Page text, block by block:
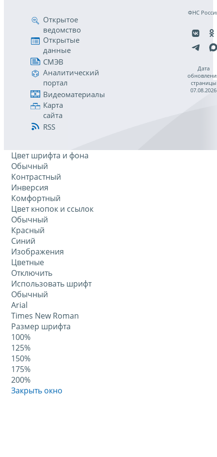
Открытое
ведомство
Открытые
данные
СМЭВ
Аналитический
портал
Видеоматериалы
Карта
сайта
RSS
ФНС
Дата
страницы
07.08.2026
Цвет шрифта и фона
Обычный
Контрастный
Инверсия
Комфортный
Цвет кнопок и ссылок
Обычный
Красный
Синий
Изображения
Цветные
Отключить
Использовать шрифт
Обычный
Arial
Times New Roman
Размер шрифта
100%
125%
150%
175%
200%
Закрыть окно